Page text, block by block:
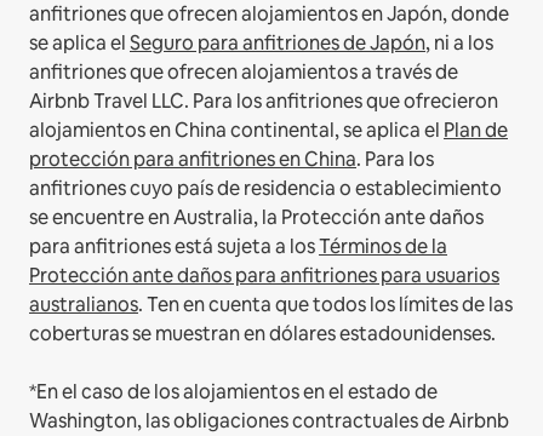
anfitriones que ofrecen alojamientos en Japón, donde
se aplica elSeguro para anfitriones de Japón, ni a los
anfitriones que ofrecen alojamientos a través de
Airbnb Travel LLC. Para los anfitriones que ofrecieron
alojamientos en China continental, se aplica el Plan de
protección para anfitriones en China. Para los
anfitriones cuyo país de residencia o establecimiento
se encuentre en Australia, la Protección ante daños
para anfitriones está sujeta a losTérminos de la
Protección ante daños para anfitriones para usuarios
australianos. Ten en cuenta que todos los límites de las
coberturas se muestran en dólares estadounidenses.
*En el caso de los alojamientos en el estado de
Washington, las obligaciones contractuales de Airbnb